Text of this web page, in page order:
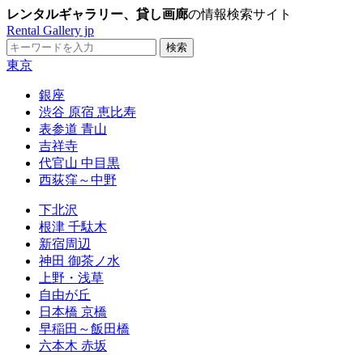
レンタルギャラリー、貸し画廊の情報検索サイト
Rental Gallery jp
東京
銀座
渋谷 原宿 恵比寿
表参道 青山
吉祥寺
代官山 中目黒
西荻窪～中野
下北沢
根津 千駄木
新宿周辺
神田 御茶ノ水
上野・浅草
自由が丘
日本橋 京橋
早稲田～飯田橋
六本木 赤坂